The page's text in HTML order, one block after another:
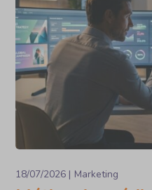
18/07/2026 Marketing